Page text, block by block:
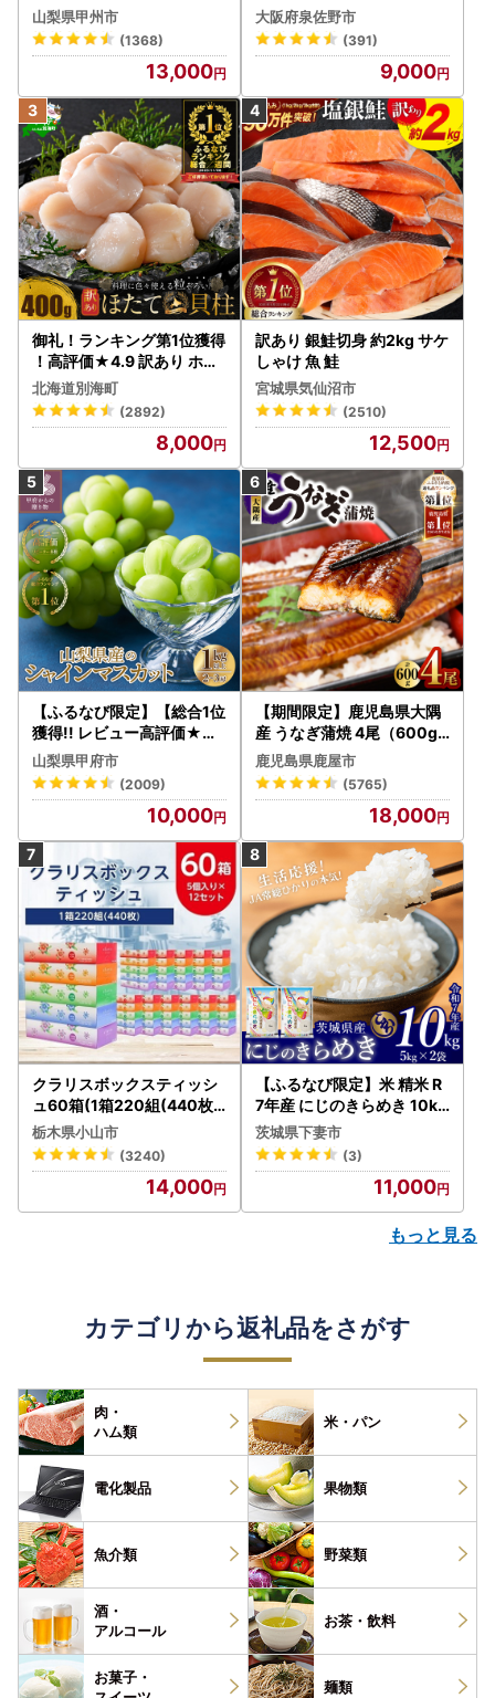
カット 約1.3kg 2～3房【2
026年発送】（MG）B12-
472 FN-Limited-VO シャ
インマスカット フルーツ
山梨県甲州市
(1368)
13,000
大阪府泉佐野市
(391)
9,000
御礼！ランキング第1位獲得
！高評価★4.9 訳あり ホタ
テ 400g（ほたて 帆立 貝柱
冷凍 ）
北海道別海町
(2892)
8,000
訳あり 銀鮭切身 約2kg サケ
しゃけ 魚 鮭
宮城県気仙沼市
(2510)
12,500
【ふるなび限定】【総合1位
獲得!! レビュー高評価★】
〈2026年度配送分〉山梨
県産 シャインマスカット 2
～3房（1.0kg以上）シャイ
ン フルーツ FN-Limited-S
P
山梨県甲府市
(2009)
10,000
【期間限定】鹿児島県大隅
産 うなぎ蒲焼 4尾（600g
） KN007-004-04-cp18
うなぎ 鰻 魚 惣菜 総菜
鹿児島県鹿屋市
(5765)
18,000
クラリスボックスティッシ
ュ60箱(1箱220組(440枚))
(5個入り×12セット)【配送
不可地域：離島・沖縄県】
【1256759】
栃木県小山市
(3240)
14,000
【ふるなび限定】米 精米 R
7年産 にじのきらめき 10kg
10月 FN-Limited-PR
茨城県下妻市
(3)
11,000
もっと見る
カテゴリから返礼品をさがす
肉・
ハム類
米・パン
電化製品 果物類
魚介類 野菜類
酒・
アルコール
お茶・ 飲料
お菓子・
麺類